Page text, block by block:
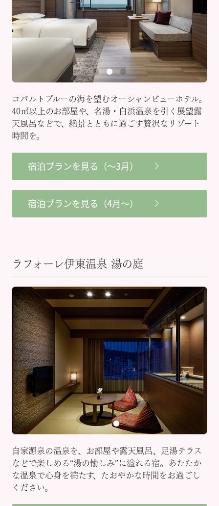
コバルトブルーの海を望むオーシャンビューホテル。
40㎡以上のお部屋や、名湯・白浜温泉を引く展望露
天風呂などで、絶景とともに過ごす贅沢なリゾート
時間を。
宿泊プランを見る（～3月）
宿泊プランを見る（4月～）
ラフォーレ伊東温泉 湯の庭
自家源泉の温泉を、お部屋や露天風呂、足湯テラス
などで楽しめる“湯の愉しみ”に溢れる宿。あたたか
な温泉で心身を満たす、たおやかな時間をお過ごし
ください。